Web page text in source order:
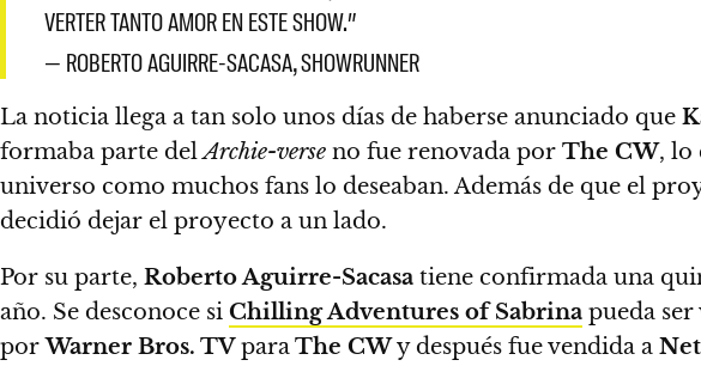
VERTER TANTO AMOR EN ESTE SHOW.”
— ROBERTO AGUIRRE-SACASA, SHOWRUNNER
La noticia llega a tan solo unos días de haberse anunciado que
formaba parte delArchie-verse no fue renovada por The CW, lo
universo como muchos fans lo deseaban. Además de que el
decidió dejar el proyecto a un lado.
Por su parte, Roberto Aguirre-Sacasa tiene confirmada una
año. Se desconoce si Chilling Adventures of Sabrina pueda
porWarner Bros. TVparaThe CWy después fue vendida a